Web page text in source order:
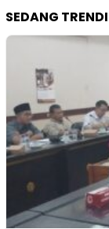
SEDANG